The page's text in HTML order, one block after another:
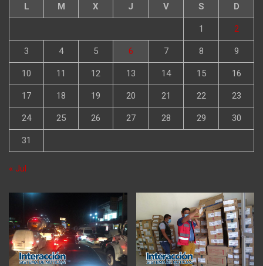
L M X J V S D
1 2
3 4 5 6 7 8 9
10 11 12 13 14 15 16
17 18 19 20 21 22 23
24 25 26 27 28 29 30
31
« Jul